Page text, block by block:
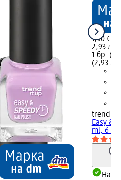
1,50 €
2,93 лв.
1 бр.
(2,93
trend !t
Easy &
ml, 6 ml